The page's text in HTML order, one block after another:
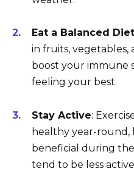
Eat a Balanced Diet
in fruits, vegetables,
boost your immune
feeling your best.
Stay Active:
healthy year-round,
beneficial during
tend to be less